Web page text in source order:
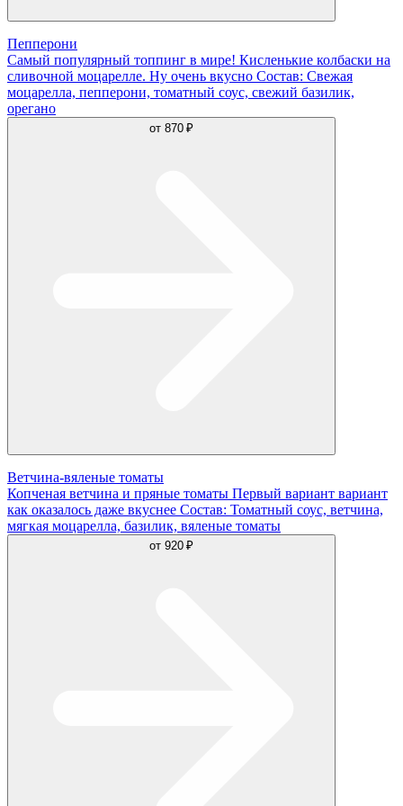
Пепперони
Самый популярный топпинг в мире! Кисленькие колбаски на
сливочной моцарелле. Ну очень вкусно Состав: Свежая
моцарелла, пепперони, томатный соус, свежий базилик,
орегано
от 870 ₽
Ветчина-вяленые томаты
Копченая ветчина и пряные томаты Первый вариант вариант
как оказалось даже вкуснее Состав: Томатный соус, ветчина,
мягкая моцарелла, базилик, вяленые томаты
от 920 ₽